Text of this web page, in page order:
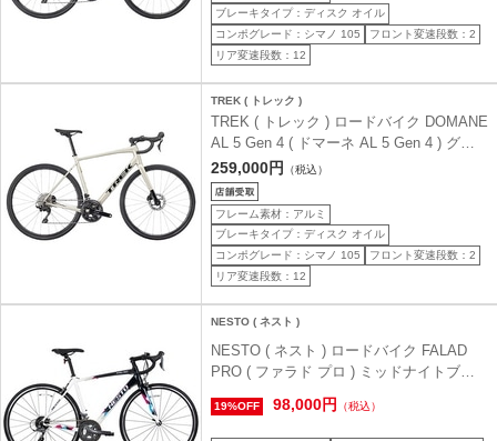
ブレーキタイプ：ディスク オイル
コンポグレード：シマノ 105
フロント変速段数：2
リア変速段数：12
TREK ( トレック )
TREK ( トレック ) ロードバイク DOMANE
AL 5 Gen 4 ( ドマーネ AL 5 Gen 4 ) グロ
ス スーパーノヴァ 49 ( 身長目安160cm前
後 )
259,000円 （税込）
フレーム素材：アルミ
ブレーキタイプ：ディスク オイル
コンポグレード：シマノ 105
フロント変速段数：2
リア変速段数：12
NESTO ( ネスト )
NESTO ( ネスト ) ロードバイク FALAD
PRO ( ファラド プロ ) ミッドナイトブル
ー/アッシュホワイト 430 ( 身長目安165cm
前後 )
19%OFF 98,000円 （税込）